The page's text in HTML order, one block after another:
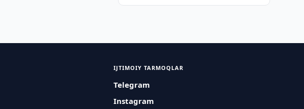
IJTIMOIY TARMOQLAR
Telegram
Instagram